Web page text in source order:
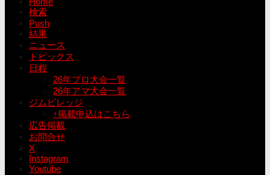
検索
Push
結果
ニュース
トピックス
日程
26年プロ大会一覧
26年アマ大会一覧
ジムビレッジ
↑掲載申込はこちら
広告掲載
お問合せ
X
Instagram
Youtube